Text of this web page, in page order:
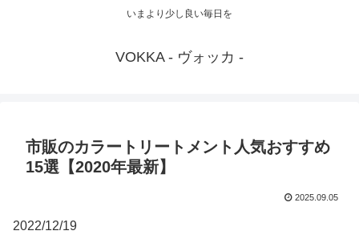
いまより少し良い毎日を
VOKKA - ヴォッカ -
市販のカラートリートメント人気おすすめ
15選【2020年最新】
2025.09.05
2022/12/19